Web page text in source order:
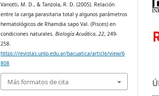
Vanotti, M. D., & Tanzola, R. D. (2005). Relación
entre la carga parasitaria total y algunos parámetros
hematológicos de Rhamdia sapo Val. (Pisces) en
condiciones naturales.Biología Acuática,22, 249-
258.
https://revistas.unlp.edu.ar/bacuatica/article/view/6
808
Más formatos de cita